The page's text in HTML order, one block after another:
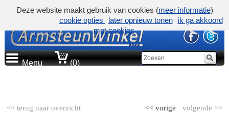
Menu (0)
<< terug naar overzicht volgende >>
<< vorige
Deze website maakt gebruik van cookies (meer informatie)
cookie opties
later opnieuw tonen
ik ga akkoord
met cookies